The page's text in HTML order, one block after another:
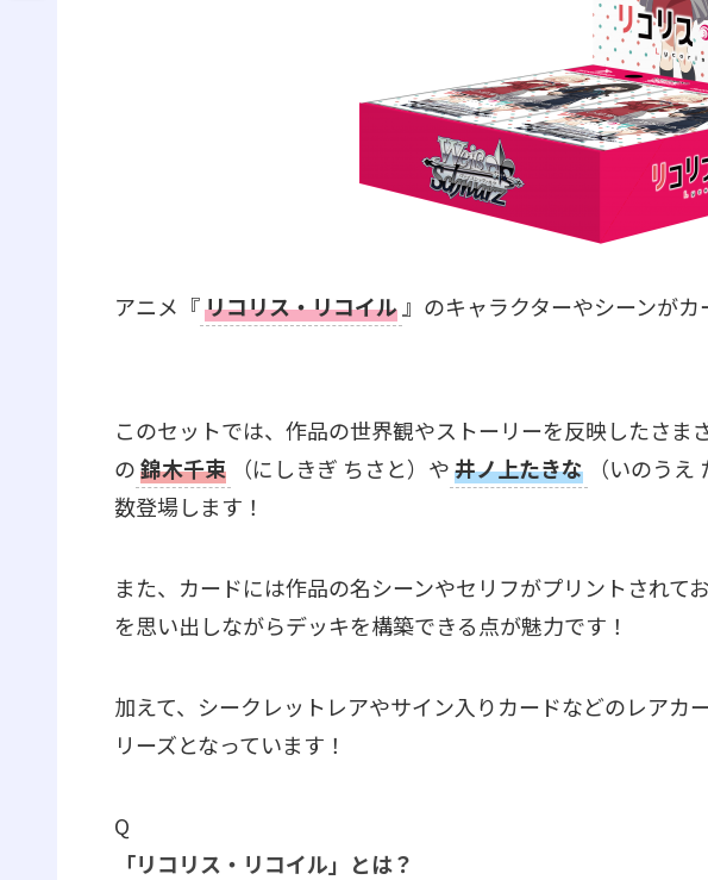
アニメ『リコリス・リコイル 』のキャラクターやシーンが
このセットでは、作品の世界観やストーリーを反映したさま
の錦木千束 （にしきぎ ちさと）や井ノ上たきな
（いのう
数登場します！
また、カードには作品の名シーンやセリフがプリントされて
を思い出しながらデッキを構築できる点が魅力です！
加えて、シークレットレアやサイン入りカードなどのレアカ
リーズとなっています！
Q
「リコリス・リコイル」とは？